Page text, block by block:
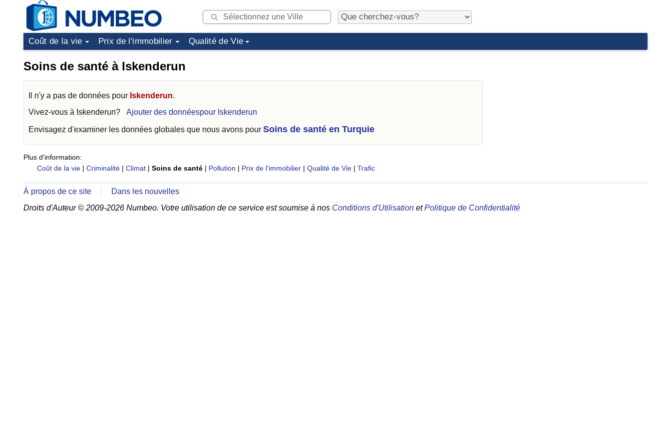
Coût de la vie Prix de l'immobilier Qualité de Vie
Soins de santé à Iskenderun
Il n'y a pas de données pour Iskenderun.
Vivez-vous à Iskenderun? Ajouter des donnéespour Iskenderun
Envisagez d'examiner les données globales que nous avons pour Soins de santé en Turquie
Plus d'information:
Coût de la vie | Criminalité | Climat | Soins de santé | Pollution | Prix de l'immobilier | Qualité de Vie | Trafic
À propos de ce site
Dans les nouvelles
Droits d'Auteur © 2009-2026 Numbeo. Votre utilisation de ce service est soumise à nos Conditions d'Utilisation etPolitique de Confidentialité